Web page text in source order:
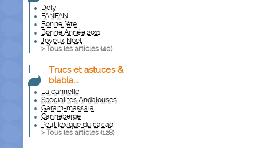
Dely
FANFAN
Bonne fête
Bonne Année 2011
Joyeux Noël
> Tous les articles (40)
Trucs et astuces &
blabla...
La cannelle
Spécialités Andalouses
Garam-massala
Canneberge
Petit lexique du cacao
> Tous les articles (128)